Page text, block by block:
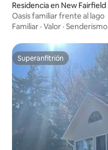
Residencia en New Fairfield
Oasis familiar frente al lago
Familiar · Valor · Senderismo
Superanfitrión
Superanfitrión